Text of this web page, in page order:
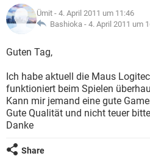
FACEBOOK
WHATSAPP
FACEBOOK
ANDROID
WINDOWS 10
WHATSAPP
SPIELE
ANDROID
WINDOWS 10
WHATSAPP
FACEBOOK
LEXIKON
SPIELE
WINDOWS 10
WHATSAPP
FACEBOOK
Ümit - 4. April 2011 um 11:46
Bashioka - 4. April 2011 um
Guten Tag,
Ich habe aktuell die Maus
funktioniert beim Spielen
Kann mir jemand eine gute
Gute Qualität und nicht teuer
Danke
Share